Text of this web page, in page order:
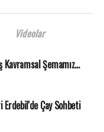
Videolar
Şemamız…
Çay Sohbeti